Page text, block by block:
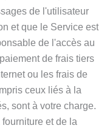
de l'utilisateur
et que le Service est
de l'accès au
de frais tiers
ou les frais de
ceux liés à la
sont à votre charge.
et de la